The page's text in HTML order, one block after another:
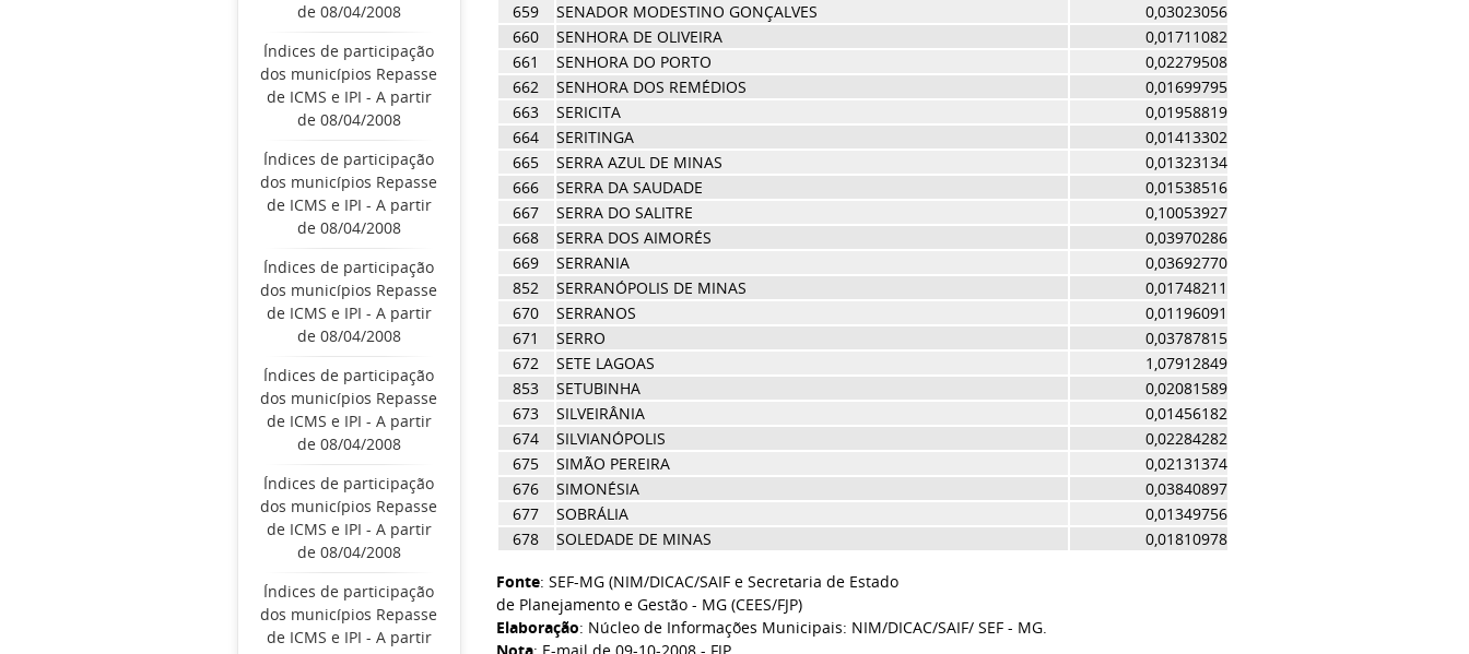
de 08/04/2008
Índices de participação
dos municípios Repasse
de ICMS e IPI - A partir
de 08/04/2008
Índices de participação
dos municípios Repasse
de ICMS e IPI - A partir
de 08/04/2008
Índices de participação
dos municípios Repasse
de ICMS e IPI - A partir
de 08/04/2008
Índices de participação
dos municípios Repasse
de ICMS e IPI - A partir
de 08/04/2008
Índices de participação
dos municípios Repasse
de ICMS e IPI - A partir
de 08/04/2008
Índices de participação
dos municípios Repasse
de ICMS e IPI - A partir
659
SENADOR MODESTINO GONÇALVES
0,03023056
660
SENHORA DE OLIVEIRA
0,01711082
661
SENHORA DO PORTO
0,02279508
662
SENHORA DOS REMÉDIOS
0,01699795
663
SERICITA
0,01958819
664
SERITINGA
0,01413302
665
SERRA AZUL DE MINAS
0,01323134
666
SERRA DA SAUDADE
0,01538516
667
SERRA DO SALITRE
0,10053927
668
SERRA DOS AIMORÉS
0,03970286
669
SERRANIA
0,03692770
852
SERRANÓPOLIS DE MINAS
0,01748211
670
SERRANOS
0,01196091
671
SERRO
0,03787815
672
SETE LAGOAS
1,07912849
853
SETUBINHA
0,02081589
673
SILVEIRÂNIA
0,01456182
674
SILVIANÓPOLIS
0,02284282
675
SIMÃO PEREIRA
0,02131374
676
SIMONÉSIA
0,03840897
677
SOBRÁLIA
0,01349756
678
SOLEDADE DE MINAS 0,01810978
Fonte: SEF-MG (NIM/DICAC/SAIF e Secretaria de Estado
de Planejamento e Gestão - MG (CEES/FJP)
Elaboração: Núcleo de Informações Municipais: NIM/DICAC/SAIF/ SEF - MG.